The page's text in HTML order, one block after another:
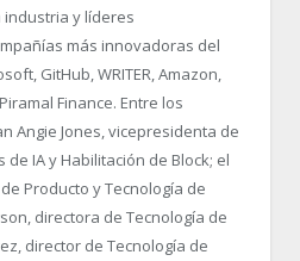
industria y líderes
más innovadoras del
GitHub, WRITER, Amazon,
Finance. Entre los
Angie Jones, vicepresidenta de
IA y Habilitación de Block; el
Producto y Tecnología de
directora de Tecnología de
director de Tecnología de